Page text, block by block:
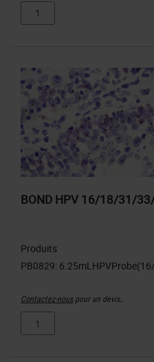
BOND HPV 16/18/31/
Produits
Contactez-nouspour un devis..